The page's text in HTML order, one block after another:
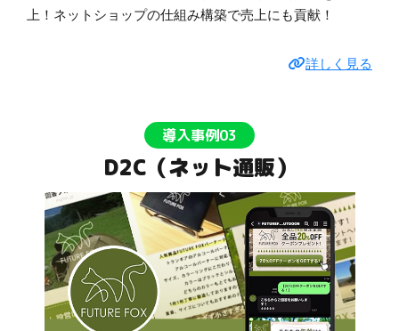
上！ネットショップの仕組み構築で売上にも貢献！
詳しく見る
導入事例03
D2C（ネット通販）